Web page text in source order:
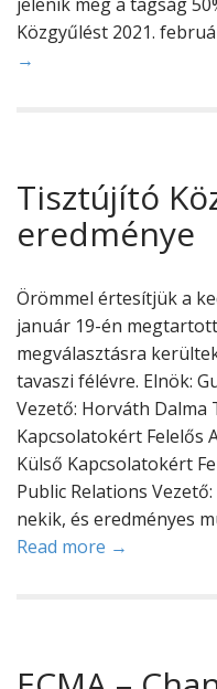
Közgyűlést 2021.
→
Tisztújító
eredménye
Örömmel értesítjük a
január 19-én
megválasztásra
tavaszi félévre. Elnök:
Vezető: Horváth Dalma
Kapcsolatokért Felelős
Külső Kapcsolatokért
Public Relations
nekik, és eredményes
Read more →